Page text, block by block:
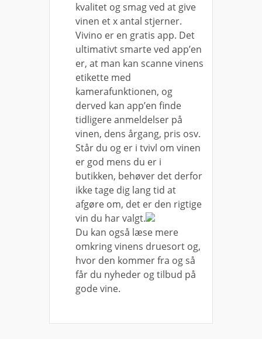
kvalitet og smag ved at give
vinen et x antal stjerner.
Vivino er en gratis app. Det
ultimativt smarte ved app’en
er, at man kan scanne vinens
etikette med
kamerafunktionen, og
derved kan app’en finde
tidligere anmeldelser på
vinen, dens årgang, pris osv.
Står du og er i tvivl om vinen
er god mens du er i
butikken, behøver det derfor
ikke tage dig lang tid at
afgøre om, det er den rigtige
vin du har valgt.
Du kan også læse mere
omkring vinens druesort og,
hvor den kommer fra og så
får du nyheder og tilbud på
gode vine.